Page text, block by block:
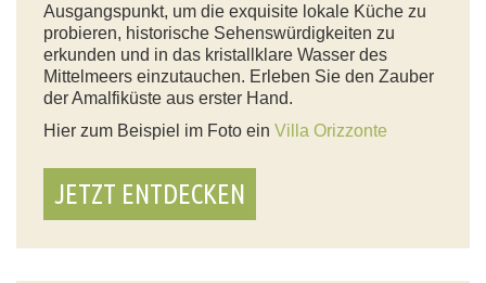
Ausgangspunkt, um die exquisite lokale Küche zu
probieren, historische Sehenswürdigkeiten zu
erkunden und in das kristallklare Wasser des
Mittelmeers einzutauchen. Erleben Sie den Zauber
der Amalfiküste aus erster Hand.
Hier zum Beispiel im Foto ein Villa Orizzonte
JETZT ENTDECKEN